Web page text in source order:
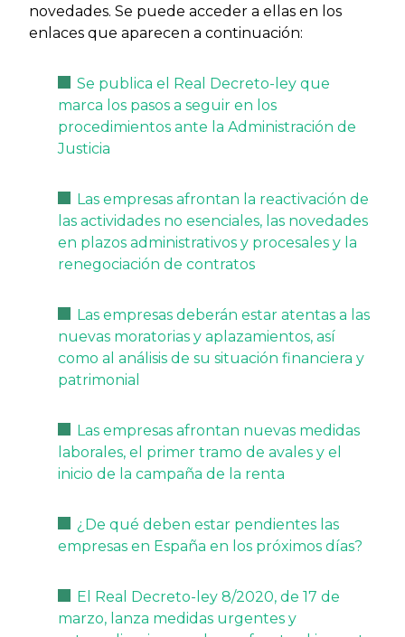
novedades. Se puede acceder a ellas en los
enlaces que aparecen a continuación:
Se publica el Real Decreto-ley que
marca los pasos a seguir en los
procedimientos ante la Administración de
Justicia
Las empresas afrontan la reactivación de
las actividades no esenciales, las novedades
en plazos administrativos y procesales y la
renegociación de contratos
Las empresas deberán estar atentas a las
nuevas moratorias y aplazamientos, así
como al análisis de su situación financiera y
patrimonial
Las empresas afrontan nuevas medidas
laborales, el primer tramo de avales y el
inicio de la campaña de la renta
¿De qué deben estar pendientes las
empresas en España en los próximos días?
El Real Decreto-ley 8/2020, de 17 de
marzo, lanza medidas urgentes y